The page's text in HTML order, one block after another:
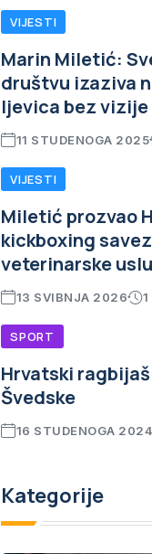
VIJESTI
Marin Miletić:
društvu izaziva
ljevica bez
11 STUDENOGA 2025
VIJESTI
Miletić prozvao
kickboxing
veterinarske
13 SVIBNJA 2026
SPORT
Hrvatski
Švedske
16 STUDENOGA
Kategorije